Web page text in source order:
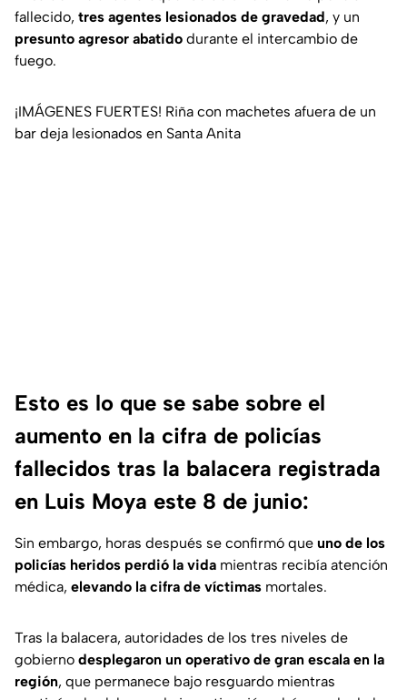
fallecido, tres agentes lesionados de gravedad, y un
presunto agresor abatido durante el intercambio de
fuego.
¡IMÁGENES FUERTES! Riña con machetes afuera de un
bar deja lesionados en Santa Anita
Esto es lo que se sabe sobre el
aumento en la cifra de policías
fallecidos tras la balacera registrada
en Luis Moya este 8 de junio:
Sin embargo, horas después se confirmó que uno de los
policías heridos perdió la vida mientras recibía atención
médica, elevando la cifra de víctimas mortales.
Tras la balacera, autoridades de los tres niveles de
gobierno desplegaron un operativo de gran escala en la
región, que permanece bajo resguardo mientras